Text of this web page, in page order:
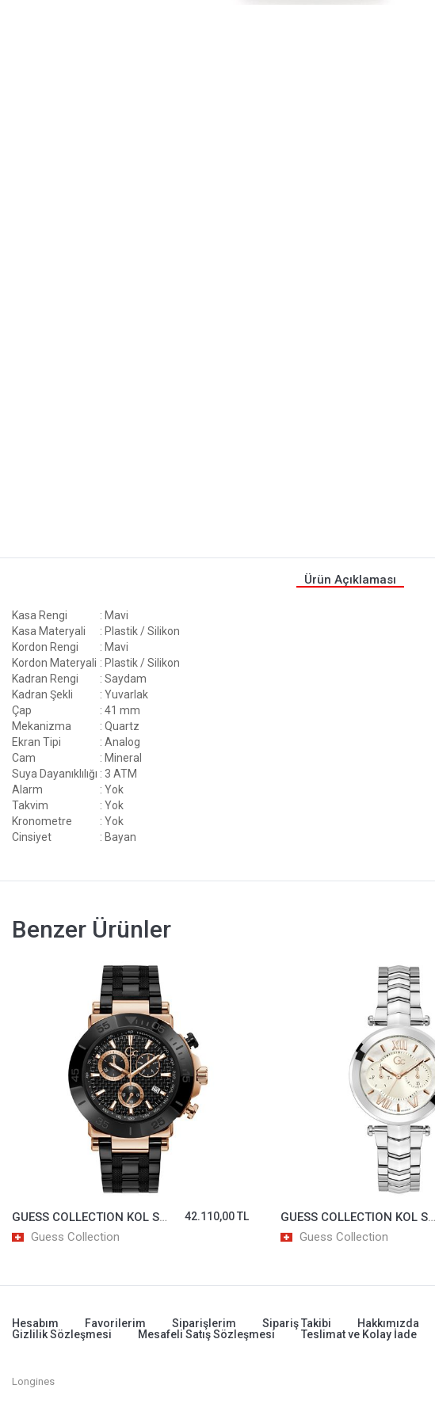
Ürün Açıklaması
Kasa Rengi
: Mavi
Kasa Materyali
: Plastik / Silikon
Kordon Rengi
: Mavi
Kordon Materyali : Plastik / Silikon
Kadran Rengi
: Saydam
Kadran Şekli
: Yuvarlak
Çap
: 41 mm
Mekanizma
: Quartz
Ekran Tipi
: Analog
Cam
: Mineral
Suya Dayanıklılığı : 3 ATM
Alarm
: Yok
Takvim
: Yok
Kronometre
: Yok
Cinsiyet
: Bayan
Benzer Ürünler
GUESS COLLECTION KOL SAATİ GCY92003L1MF
Guess Collection
23.010,00 TL
MOMENTUS KOL SAATİ CW131T-02SR
Momentus
Hesabım Favorilerim Siparişlerim Sipariş Takibi Hakkımızda
Gizlilik Sözleşmesi
Mesafeli Satış Sözleşmesi Teslimat ve Kolay İade
Longines